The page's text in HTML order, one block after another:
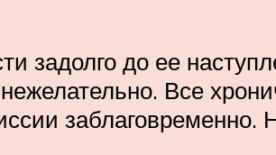
задолго до ее
Все
заблаговременно.